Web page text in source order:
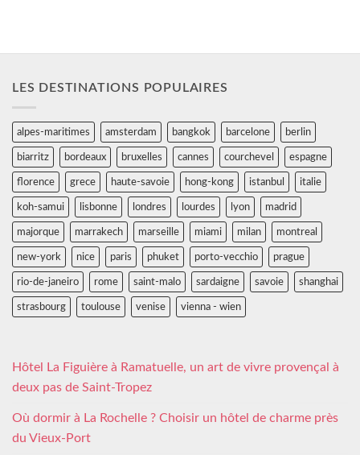
LES DESTINATIONS POPULAIRES
alpes-maritimes amsterdam bangkok barcelone berlin
biarritz bordeaux bruxelles cannes courchevel espagne
florence grece haute-savoie hong-kong istanbul italie
koh-samui lisbonne londres lourdes lyon madrid
majorque marrakech marseille miami milan montreal
new-york nice paris phuket porto-vecchio prague
rio-de-janeiro rome saint-malo sardaigne savoie shanghai
strasbourg toulouse venise vienna - wien
Hôtel La Figuière à Ramatuelle, un art de vivre provençal à
deux pas de Saint-Tropez
Où dormir à La Rochelle ? Choisir un hôtel de charme près
du Vieux-Port